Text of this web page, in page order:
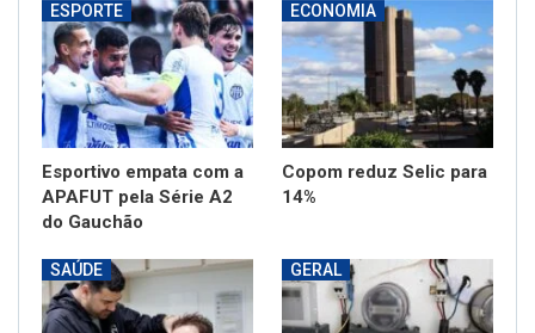
ESPORTE
Esportivo empata com a
APAFUT pela Série A2
do Gauchão
ECONOMIA
Copom reduz Selic para
14%
SAÚDE GERAL